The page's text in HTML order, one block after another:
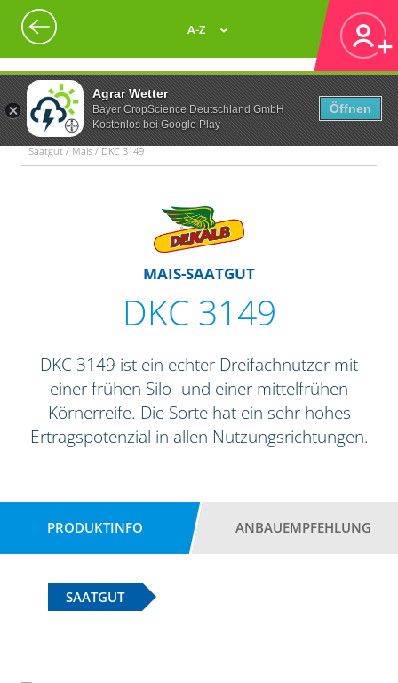
Agrar Wetter
Bayer CropScience Deutschland GmbH
Kostenlos bei Google Play
Öffnen
A-Z
Saatgut / Mais / DKC 3149
MAIS-SAATGUT
DKC 3149
DKC 3149 ist ein echter Dreifachnutzer mit
einer frühen Silo- und einer mittelfrühen
Körnerreife. Die Sorte hat ein sehr hohes
Ertragspotenzial in allen Nutzungsrichtungen.
PRODUKTINFO ANBAUEMPFEHLUNG
SAATGUT